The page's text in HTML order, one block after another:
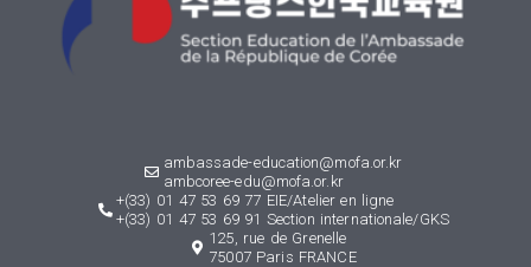
ambassade-education@mofa.or.kr
ambcoree-edu@mofa.or.kr
+(33) 01 47 53 69 77 EIE/Atelier en ligne
+(33) 01 47 53 69 91 Section internationale/GKS
125, rue de Grenelle
75007 Paris FRANCE